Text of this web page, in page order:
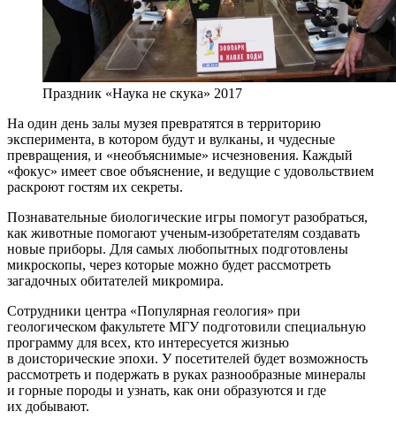
Праздник «Наука не скука» 2017
На один день залы музея превратятся в территорию
эксперимента, в котором будут и вулканы, и чудесные
превращения, и «необъяснимые» исчезновения. Каждый
«фокус» имеет свое объяснение, и ведущие с удовольствием
раскроют гостям их секреты.
Познавательные биологические игры помогут разобраться,
как животные помогают ученым-изобретателям создавать
новые приборы. Для самых любопытных подготовлены
микроскопы, через которые можно будет рассмотреть
загадочных обитателей микромира.
Сотрудники центра «Популярная геология» при
геологическом факультете МГУ подготовили специальную
программу для всех, кто интересуется жизнью
в доисторические эпохи. У посетителей будет возможность
рассмотреть и подержать в руках разнообразные минералы
и горные породы и узнать, как они образуются и где
их добывают.